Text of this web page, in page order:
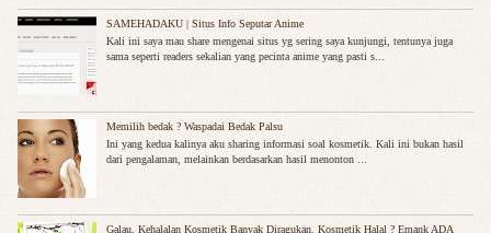
SAMEHADAKU | Situs Info Seputar Anime
Kali ini saya mau share mengenai situs yg sering saya kunjungi, tentunya juga
sama seperti readers sekalian yang pecinta anime yang pasti s...
Memilih bedak ? Waspadai Bedak Palsu
Ini yang kedua kalinya aku sharing informasi soal kosmetik. Kali ini bukan hasil
dari pengalaman, melainkan berdasarkan hasil menonton ...
Galau, Kehalalan Kosmetik Banyak Diragukan. Kosmetik Halal ? Emank ADA